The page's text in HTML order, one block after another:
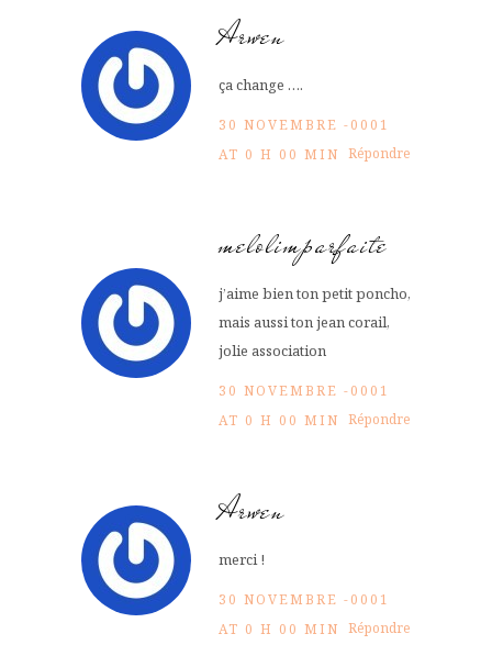
Arwen
ça change ….
30 NOVEMBRE -0001
AT 0 H 00 MIN Répondre
melolimparfaite
j’aime bien ton petit poncho,
mais aussi ton jean corail,
jolie association
30 NOVEMBRE -0001
AT 0 H 00 MIN Répondre
Arwen
merci !
30 NOVEMBRE -0001
AT 0 H 00 MIN Répondre